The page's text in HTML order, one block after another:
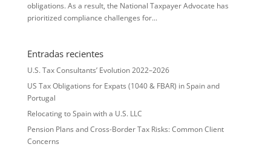
obligations. As a result, the National Taxpayer Advocate has
prioritized compliance challenges for...
Entradas recientes
U.S. Tax Consultants’ Evolution 2022–2026
US Tax Obligations for Expats (1040 & FBAR) in Spain and
Portugal
Relocating to Spain with a U.S. LLC
Pension Plans and Cross-Border Tax Risks: Common Client
Concerns